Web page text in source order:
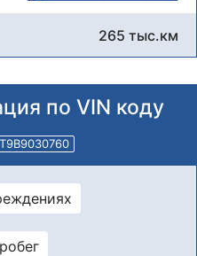
265 тыс.км
по VIN коду